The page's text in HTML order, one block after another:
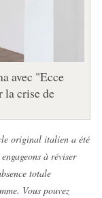
avec "Ecce
la crise de
original italien a été
à réviser
totale
Vous pouvez